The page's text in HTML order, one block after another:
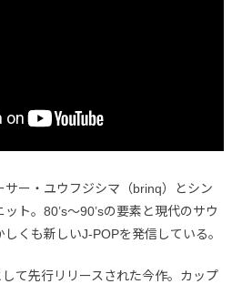
サー・ユウフジシマ（brinq）とシン
ト。80’s〜90’sの要素と現代のサウ
くも新しいJ-POPを発信している。
て先行リリースされた今作。カップ